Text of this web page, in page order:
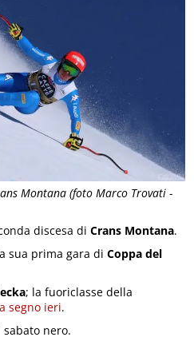
Montana (foto Marco Trovati -
discesa diCrans Montana.
sua prima gara diCoppa del
; la fuoriclasse della
a segno ieri.
nero.